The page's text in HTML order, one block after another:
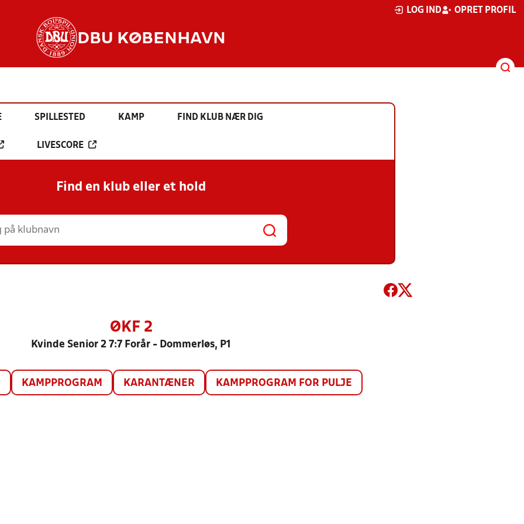
LOG IND OPRET PROFIL
DBU KØBENHAVN
SPILLESTED KAMP FIND KLUB NÆR DIG
LIVESCORE
Find en klub eller et hold
ØKF 2
Kvinde Senior 2 7:7 Forår - Dommerløs, P1
KAMPPROGRAM KARANTÆNER KAMPPROGRAM FOR PULJE